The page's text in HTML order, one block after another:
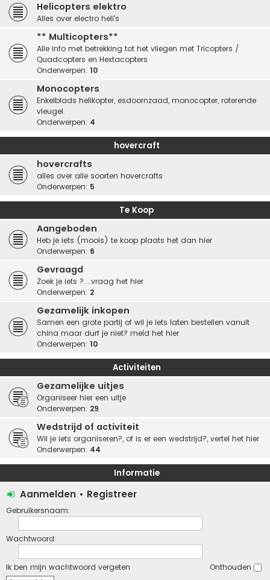
Helicopters elektro
Alles over electro heli's
** Multicopters**
Alle info met betrekking tot het vliegen met Tricopters /
Quadcopters en Hextacopters
Onderwerpen: 10
Monocopters
Enkelblads helikopter, esdoornzaad, monocopter, roterende
vleugel.
Onderwerpen: 4
hovercraft
hovercrafts
alles over alle soorten hovercrafts
Onderwerpen: 5
Te Koop
Aangeboden
Heb je iets (moois) te koop plaats het dan hier
Onderwerpen: 6
Gevraagd
Zoek je iets ?....vraag het hier
Onderwerpen: 2
Gezamelijk inkopen
Samen een grote partij of wil je iets laten bestellen vanuit
china maar durf je niet? meld het hier
Onderwerpen: 10
Activiteiten
Gezamelijke uitjes
Organiseer hier een uitje
Onderwerpen: 29
Wedstrijd of activiteit
Wil je iets organiseren?, of is er een wedstrijd?, vertel het hier
Onderwerpen: 44
Informatie
Aanmelden • Registreer
Gebruikersnaam:
Wachtwoord:
Ik ben mijn wachtwoord vergeten Onthouden